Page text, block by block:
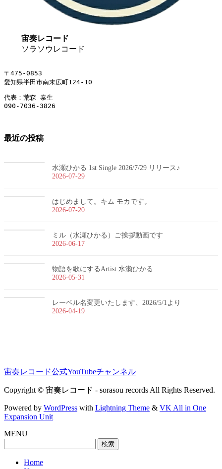
宙奏レコード
ソラソウレコード
〒475-0853
愛知県半田市南末広町124-10
代表：荒森 泰生
090-7036-3826
最近の投稿
水瀬ひかる 1st Single 2026/7/29 リリース♪
2026-07-29
はじめまして。キム モカです。
2026-07-20
ミル（水瀬ひかる）ご挨拶動画です
2026-06-17
物語を歌にするArtist 水瀬ひかる
2026-05-31
レーベル名変更いたします、2026/5/1より
2026-04-19
宙奏レコード公式YouTubeチャンネル
Copyright © 宙奏レコード - sorasou records All Rights Reserved.
Powered by WordPress with Lightning Theme & VK All in One
Expansion Unit
MENU
Home